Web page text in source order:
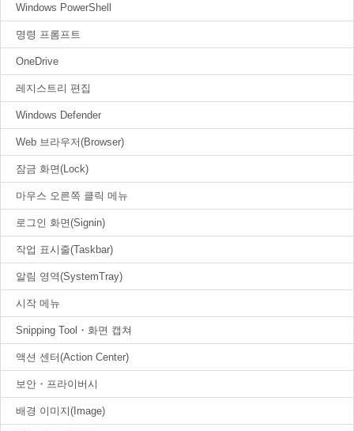
Windows PowerShell
명령 프롬프트
OneDrive
레지스트리 편집
Windows Defender
Web 브라우저(Browser)
잠금 화면(Lock)
마우스 오른쪽 클릭 메뉴
로그인 화면(Signin)
작업 표시줄(Taskbar)
알림 영역(SystemTray)
시작 메뉴
Snipping Tool・화면 캡쳐
액션 센터(Action Center)
보안・프라이버시
배경 이미지(Image)